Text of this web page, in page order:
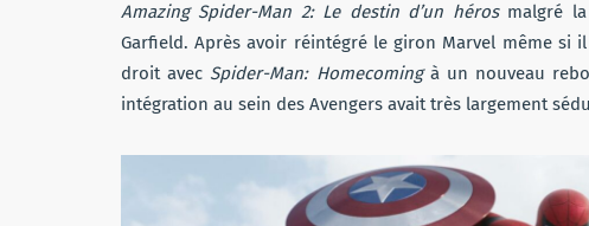
Amazing Spider-Man 2: Le destin d’un hérosmalgré la
Garfield. Après avoir réintégré le giron Marvel même si
droit avec Spider-Man: Homecomingà un nouveau
intégration au sein des Avengers avait très largement